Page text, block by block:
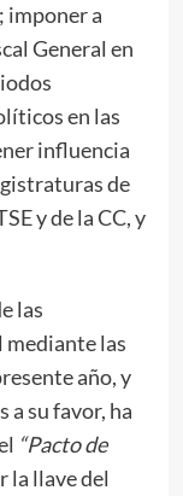
imponer a
General en
en las
influencia
de
y de la CC, y
las
las
año, y
a su favor, ha
“Pacto de
la llave del